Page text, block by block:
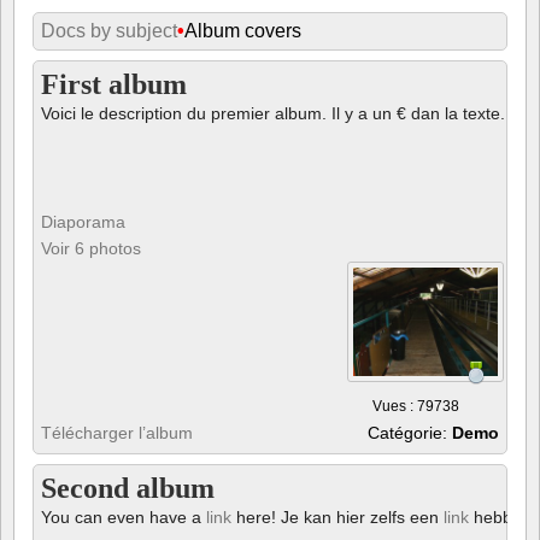
Docs by subject•Album covers
First album
Voici le description du premier album. Il y a un € dan la texte.
Diaporama
Voir 6 photos
Vues : 79738
Télécharger l’album Catégorie: Demo
Second album
You can even have a link here! Je kan hier zelfs een link hebben!